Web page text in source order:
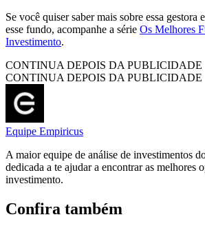
Se você quiser saber mais sobre essa gestora
esse fundo, acompanhe a série Os Melhores
Investimento.
CONTINUA DEPOIS DA PUBLICIDADE
CONTINUA DEPOIS DA PUBLICIDADE
Equipe Empiricus
A maior equipe de análise de investimentos
dedicada a te ajudar a encontrar as melhores
investimento.
Confira também